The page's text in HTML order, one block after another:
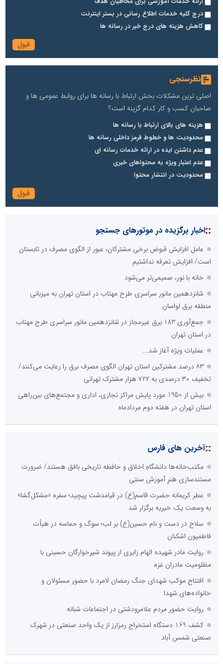
درج کلیه خدمات اطلاع رسانی در بستر اینترنت
کاهش هزینه های درج خبر در رسانه ها
نظرسنجی
اصلی ترین مشکلات بخش ارتباط با رسانه ها برای روابط عمومی ها و
صاحبان کسب و کار کدام گزینه است؟
هزینه های بالای ارتباط با رسانه ها
محدودیت ها و خطوط قرمز داخلی رسانه ها
عدم داشتن ایده در ارائه خدمات رسانه ای
عدم اعتبار ویژه به محتواهای خبری
محدودیت در انتشار محتوا
::اخبار برگزیده در موتورهای جستجو
عامل افزایش قبوض برخی مشترکان، عبور از الگوی مصرف در تابستان
است/ افزایش تعرفه نداشتیم
خانه با نور، صمیمی‌تر می‌شود
شانزدهمین مانور سراسری طرح مهتاب در استان تهران به میزبانی
منطقه برق لواسان
جمع‌آوری 183 برق غیرمجاز در شانزدهمین مانور سراسری طرح مهتاب
در استان تهران
عملیات ویژه آغاز شد...
۸۳ درصد مشترکین استان تهران الگوی مصرف برق را رعایت می‌کنند/
تخفیف ۳۰ درصدی به ۷۲۲ هزار مشترک تهرانی
بیش از 1950 مورد پایش مراکز تجاری، اداری و مجتمع‌های بین‌راهی
استان تهران در هفته دوم مردادماه
::آخرین های فارس
مکتب‌خانه‌ها دانشگاهِ اخلاق و حافظه تاریخی بافق هستند/ ضرورت
مستندسازی هنرِ آموزش سنتی
عطر کریمانه حضرت قاسم(ع) در قیامدشت پیچید؛ سفره «مشکل‌گشا»
به وسعت یک خیریه برگزار شد
سلاح در دست و نام حسین(ع) بر لب؛ سوگ و حماسه در هیأت
فاطمیون اشکنان
روایت مادر شهیده الهام زایری از پیوند شیرخوارگان حسینی با
مظلومیت مادران غزه
افتتاح موکب شهدای جنگ رمضان لامرد با حضور مسئولان و
خانواده‌های شهدا
روایت حضور مردم علامرودشتی در اجتماعات شبانه
کشف 169 دستگاه استخراج رمزارز از یک واحد صنعتی در شهرک
صنعتی شمس آباد